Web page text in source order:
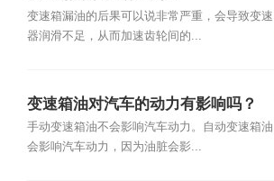
变速箱漏油的后果可以说非常严重，会导致变速
器润滑不足，从而加速齿轮间的...
变速箱油对汽车的动力有影响吗？
手动变速箱油不会影响汽车动力。自动变速箱油
会影响汽车动力，因为油脏会影...